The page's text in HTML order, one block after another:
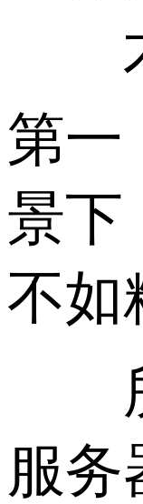
不
第一
景下
不如
所
服务